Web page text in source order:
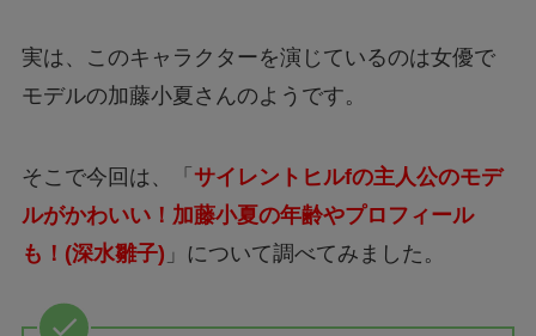
実は、このキャラクターを演じているのは女優で
モデルの加藤小夏さんのようです。
そこで今回は、「 サイレントヒルfの主人公のモデ
ルがかわいい！加藤小夏の年齢やプロフィール
も！(深水雛子) 」について調べてみました。